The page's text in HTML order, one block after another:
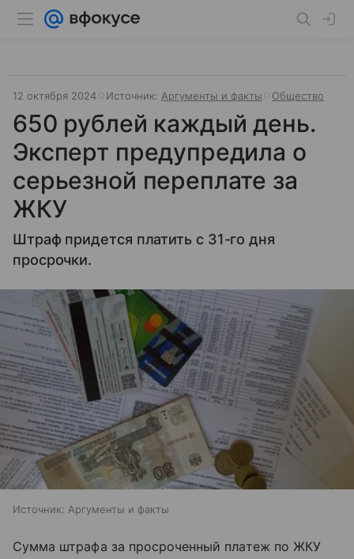
12 октября 2024 Источник: Аргументы и факты Общество
650 рублей каждый день.
Эксперт предупредила о
серьезной переплате за
ЖКУ
Штраф придется платить с 31-го дня
просрочки.
Источник: Аргументы и факты
Сумма штрафа за просроченный платеж по ЖКУ